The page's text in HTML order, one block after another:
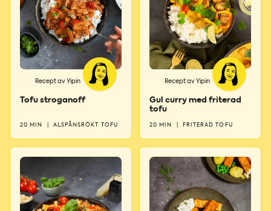
Recept av Yipin
Tofu stroganoff
20 MIN ALSPÅNSRÖKT TOFU
Recept av Yipin
Gul curry med friterad
tofu
20 MIN FRITERAD TOFU